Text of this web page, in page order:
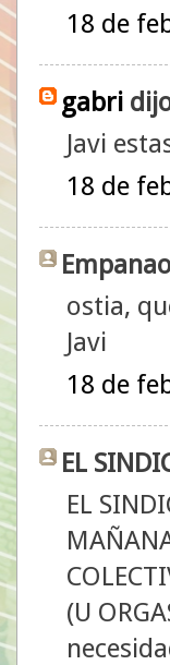
18 de
gabri
Javi
18 de
ostia,
Javi
18 de
EL
EL
(U